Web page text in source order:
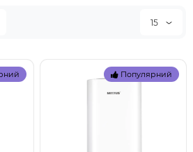
15
Популярний